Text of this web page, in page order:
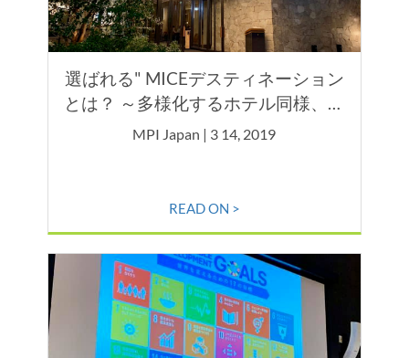
選ばれる" MICEデスティネーション
とは？ ～多様化するホテル同様、多
様化するMICE～
MPI Japan | 3 14, 2019
READ ON >